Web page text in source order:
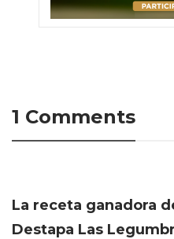
1 Comments
La receta ganadora
Destapa Las